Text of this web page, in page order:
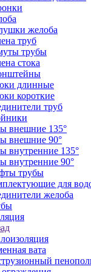
желоба
труб
трубы
стока
длинные
короткие
труб
внешние 135°
внешние 90°
внутренние 135°
внутренние 90°
трубы
для
желоба
вата